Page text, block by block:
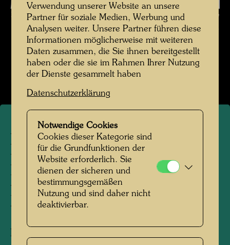
Friedrich Stowasser / Hundertwasser mit seiner Mutter beim Schwimmen
im Meer , Fotograf: Unbekannt Unknown © Hundertwasser Archiv
Kindheit und Jugend
Bildergalerie öffnen
Friedrich Stowasser /
Hundertwasser mit seiner
Mutter beim Schwimmen im
Meer
Riccione, 1936
Verwendung unserer Website an unsere
Partner für soziale Medien, Werbung und
Analysen weiter. Unsere Partner führen diese
Informationen möglicherweise mit weiteren
Daten zusammen, die Sie ihnen bereitgestellt
haben oder die sie im Rahmen Ihrer Nutzung
der Dienste gesammelt haben
Datenschutzerklärung
Notwendige Cookies
Cookies dieser Kategorie sind
für die Grundfunktionen der
Website erforderlich. Sie
dienen der sicheren und
bestimmungsgemäßen
Nutzung und sind daher nicht
deaktivierbar.